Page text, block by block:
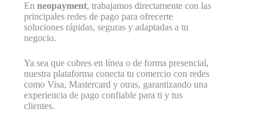
En neopayment, trabajamos directamente con las
principales redes de pago para ofrecerte
soluciones rápidas, seguras y adaptadas a tu
negocio.
Ya sea que cobres en línea o de forma presencial,
nuestra plataforma conecta tu comercio con redes
como Visa, Mastercard y otras, garantizando una
experiencia de pago confiable para ti y tus
clientes.